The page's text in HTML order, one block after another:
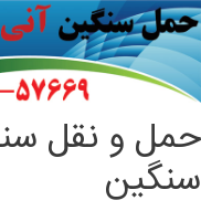
حمل و نقل
سنگین